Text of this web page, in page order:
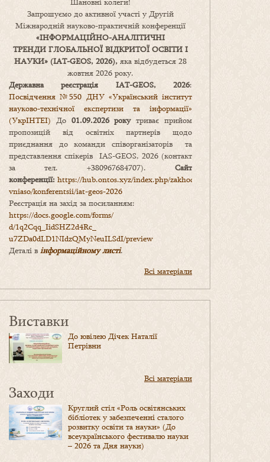
Запрошуємо до активної участі у Другій
Міжнародній науково-практичній конференції
«ІНФОРМАЦІЙНО-АНАЛІТИЧНІ
ТРЕНДИ ГЛОБАЛЬНОЇ ВІДКРИТОЇ ОСВІТИ І
НАУКИ» (IAT-GEOS, 2026), яка відбудеться 28
жовтня 2026 року.
Державна реєстрація IAT-GEOS, 2026:
Посвідчення №550 ДНУ «Український інститут
науково-технічної експертизи та інформації»
(УкрІНТЕІ) До 01.09.2026 рокутриває прийом
пропозицій від освітніх партнерів щодо
приєднання до команди співорганізаторів та
представлення спікерів IAS-GEOS, 2026 (контакт
за тел. +380967684707). Сайт
конференції: https://hub.ontos.xyz/index.php/zakhody-
vniaso/konferentsii/iat-geos-2026
Реєстрація на захід за посиланням:
https://docs.google.com/forms/
d/1q2Cqq_IidSHZ2d4Rc_
u7ZDa0dLD1NIdzQMyNeuILSdI/preview
Деталі в інформаційному листі.
Всі матеріали
Виставки
До ювілею Дічек Наталії
Петрівни
Всі матеріали
Заходи
Круглий стіл «Роль освітянських
бібліотек у забезпеченні сталого
розвитку освіти та науки» (До
всеукраїнського фестивалю науки
– 2026 та Дня науки)